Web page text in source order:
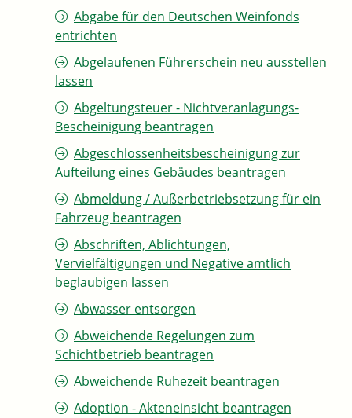
Abgabe für den Deutschen Weinfonds
entrichten
Abgelaufenen Führerschein neu ausstellen
lassen
Abgeltungsteuer - Nichtveranlagungs-
Bescheinigung beantragen
Abgeschlossenheitsbescheinigung zur
Aufteilung eines Gebäudes beantragen
Abmeldung / Außerbetriebsetzung für ein
Fahrzeug beantragen
Abschriften, Ablichtungen,
Vervielfältigungen und Negative amtlich
beglaubigen lassen
Abwasser entsorgen
Abweichende Regelungen zum
Schichtbetrieb beantragen
Abweichende Ruhezeit beantragen
Adoption - Akteneinsicht beantragen